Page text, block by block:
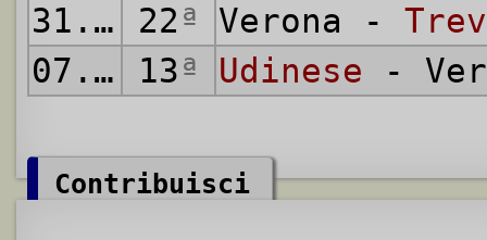
31.03.1946
22ª Verona -
07.04.1946
13ª Udinese -
Contribuisci